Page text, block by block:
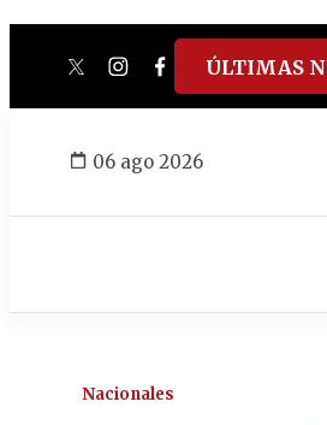
twitterinstagram
facebook
tiktok
ÚLTIMAS
06 ago 2026
Nacionales